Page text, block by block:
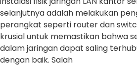
selanjutnya adalah melakukan
perangkat seperti router dan
krusial untuk memastikan bahwa
dalam jaringan dapat saling
dengan baik. Salah